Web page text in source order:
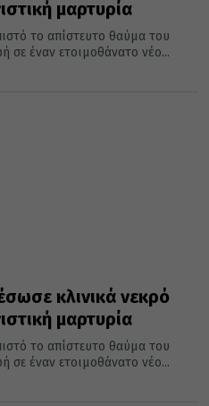
μαρτυρία
το απίστευτο θαύμα του
σε έναν ετοιμοθάνατο νέο...
κλινικά νεκρό
μαρτυρία
το απίστευτο θαύμα του
σε έναν ετοιμοθάνατο νέο...